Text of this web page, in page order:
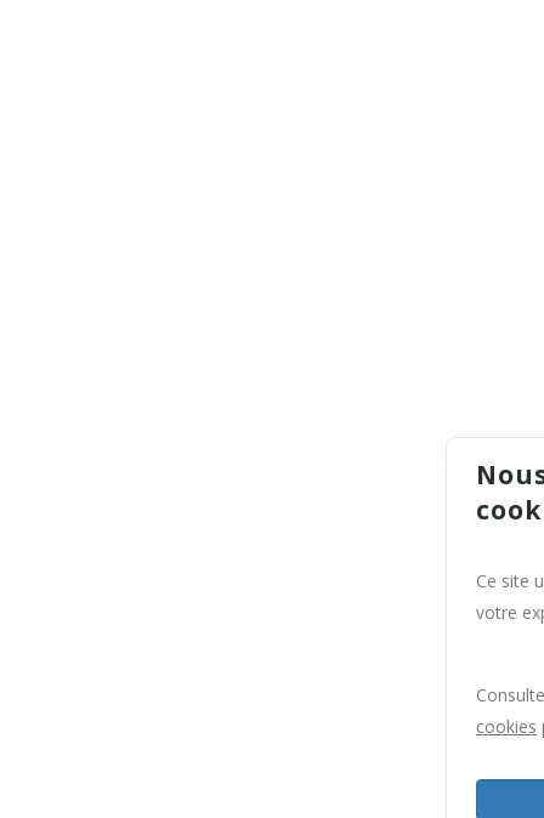
Ce site
votre
cookies